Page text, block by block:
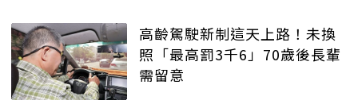
高齡駕駛新制這天上路！未換
照「最高罰3千6」70歲後長輩
需留意